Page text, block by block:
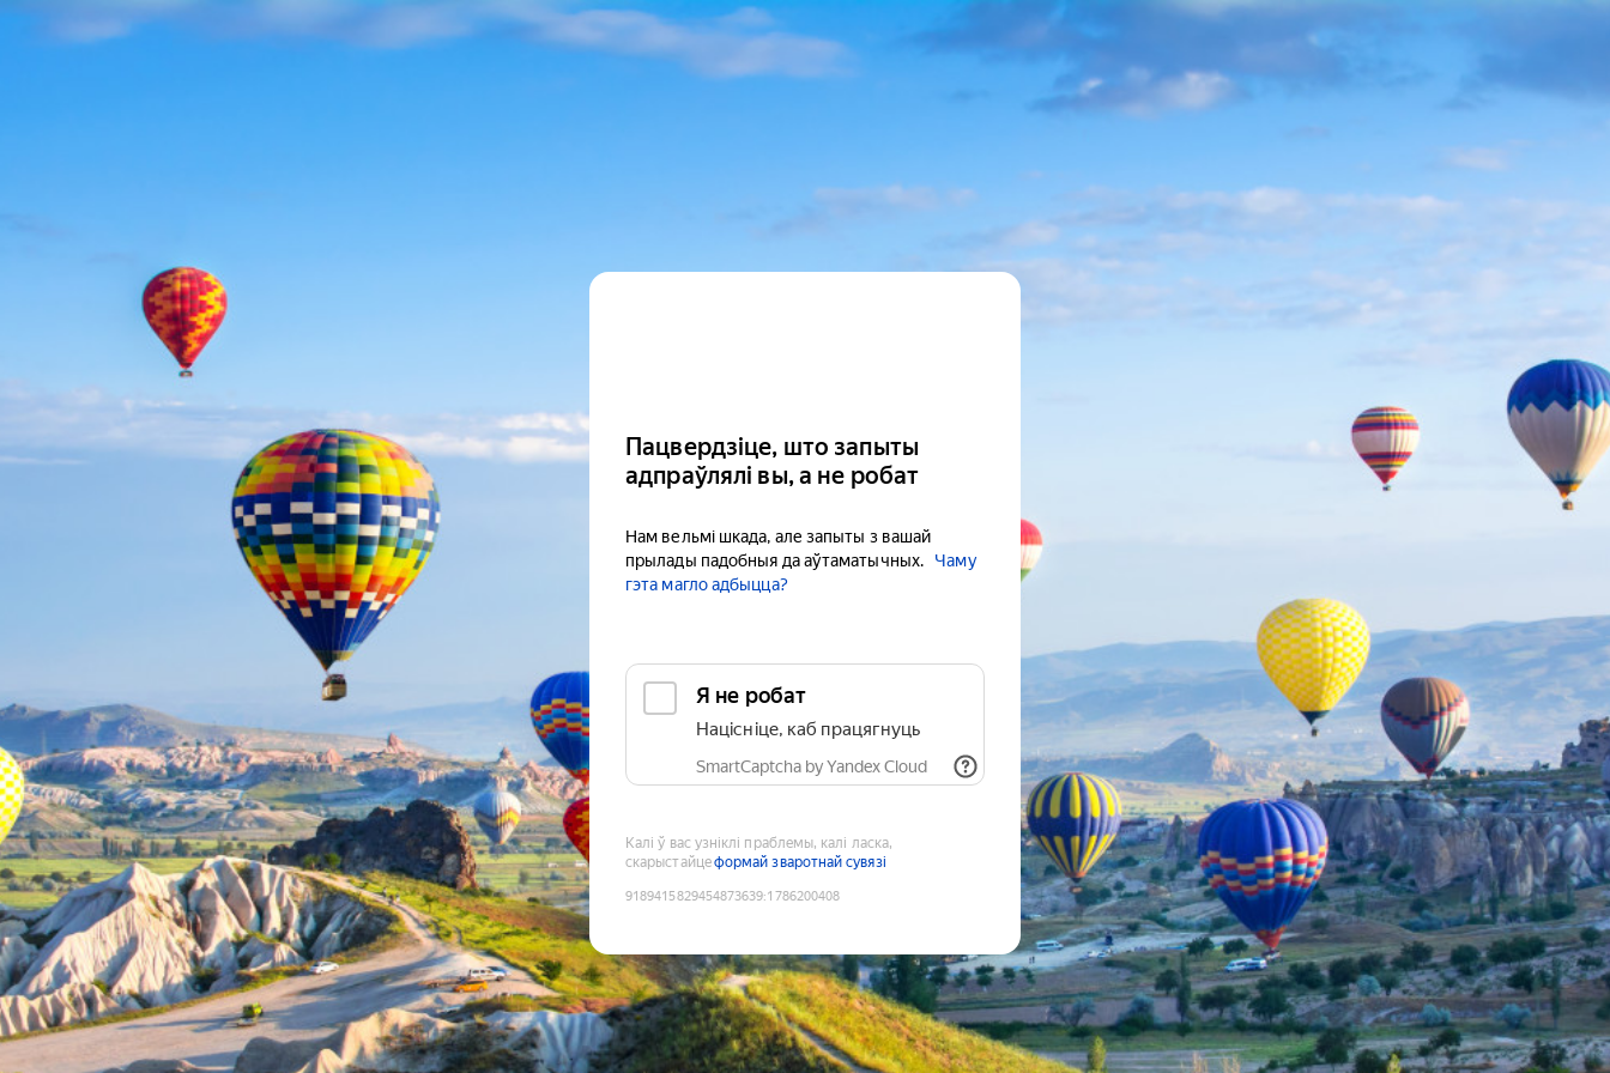
Пацвердзіце, што запыты
адпраўлялі вы, а не робат
Нам вельмі шкада, але запыты з вашай
прылады падобныя да аўтаматычных.
Чаму
гэта магло адбыцца?
Я не робат
Націсніце, каб працягнуць
SmartCaptcha by Yandex Cloud
Калі ў вас узніклі праблемы, калі ласка,
скарыстайцеформай зваротнай сувязі
9189415829454873639:1786200408